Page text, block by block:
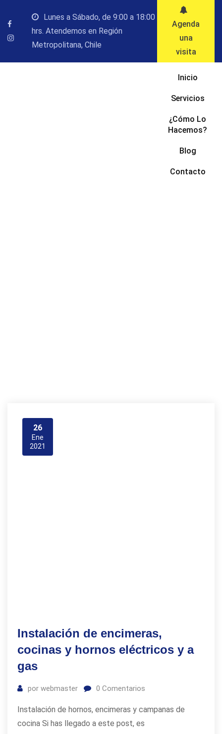
contenido
Lunes a Sábado, de 9:00 a 18:00
hrs. Atendemos en Región
Metropolitana, Chile
Agenda
una
visita
Inicio
Servicios
¿Cómo Lo
Hacemos?
Blog
Contacto
26
Ene
2021
Instalación de encimeras,
cocinas y hornos eléctricos y a
gas
por webmaster 0 Comentarios
Instalación de hornos, encimeras y campanas de
cocina Si has llegado a este post, es